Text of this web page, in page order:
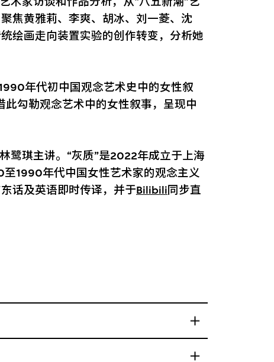
焦黄雅莉、李爽、胡冰、刘一菱、沈
绘画走向装置实验的创作转变，分析她
年代初中国观念艺术史中的女性叙
勾勒观念艺术中的女性叙事，呈现中
鹭琪主讲。“灰质”是2022年成立于上海
1990年代中国女性艺术家的观念主义
话及英语即时传译，并于Bilibili同步直